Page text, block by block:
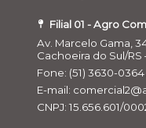
Filial 01 - Agro
Av. Marcelo Gama,
Cachoeira do Sul/RS
Fone: (51) 3630-0364
E-mail:
CNPJ: 15.656.601/